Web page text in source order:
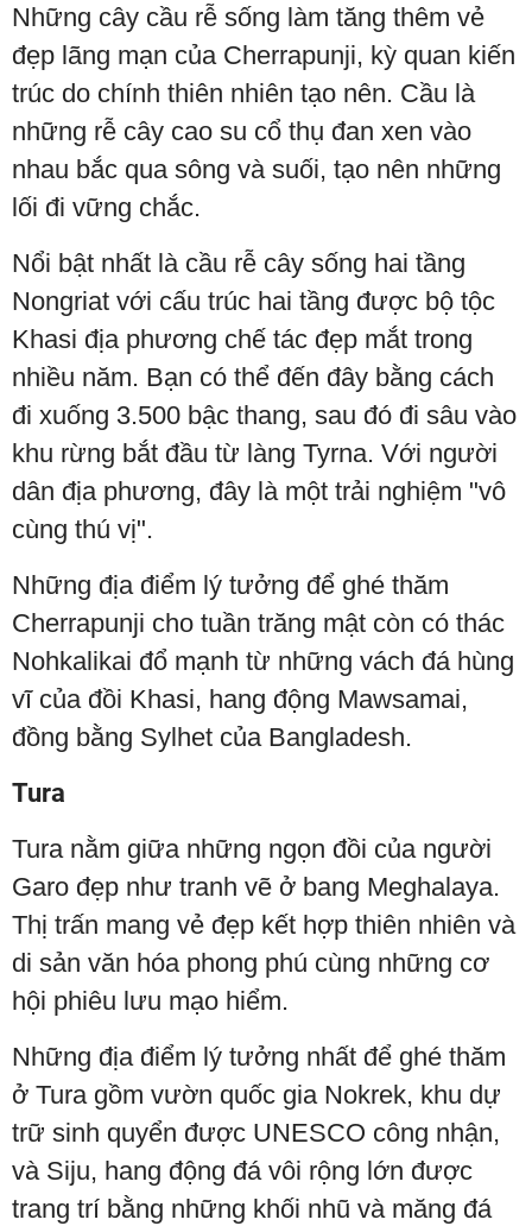
Những cây cầu rễ sống làm tăng thêm vẻ
đẹp lãng mạn của Cherrapunji, kỳ quan kiến
trúc do chính thiên nhiên tạo nên. Cầu là
những rễ cây cao su cổ thụ đan xen vào
nhau bắc qua sông và suối, tạo nên những
lối đi vững chắc.
Nổi bật nhất là cầu rễ cây sống hai tầng
Nongriat với cấu trúc hai tầng được bộ tộc
Khasi địa phương chế tác đẹp mắt trong
nhiều năm. Bạn có thể đến đây bằng cách
đi xuống 3.500 bậc thang, sau đó đi sâu vào
khu rừng bắt đầu từ làng Tyrna. Với người
dân địa phương, đây là một trải nghiệm "vô
cùng thú vị".
Những địa điểm lý tưởng để ghé thăm
Cherrapunji cho tuần trăng mật còn có thác
Nohkalikai đổ mạnh từ những vách đá hùng
vĩ của đồi Khasi, hang động Mawsamai,
đồng bằng Sylhet của Bangladesh.
Tura
Tura nằm giữa những ngọn đồi của người
Garo đẹp như tranh vẽ ở bang Meghalaya.
Thị trấn mang vẻ đẹp kết hợp thiên nhiên và
di sản văn hóa phong phú cùng những cơ
hội phiêu lưu mạo hiểm.
Những địa điểm lý tưởng nhất để ghé thăm
ở Tura gồm vườn quốc gia Nokrek, khu dự
trữ sinh quyển được UNESCO công nhận,
và Siju, hang động đá vôi rộng lớn được
trang trí bằng những khối nhũ và măng đá